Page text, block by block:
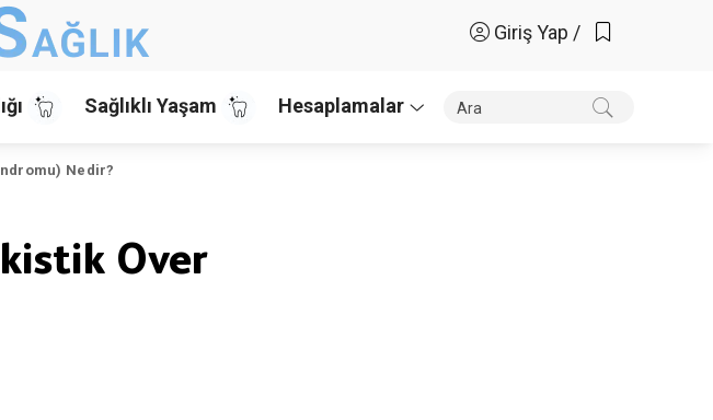
Giriş Yap /
Sağlıklı Yaşam Hesaplamalar
Nedir?
Over